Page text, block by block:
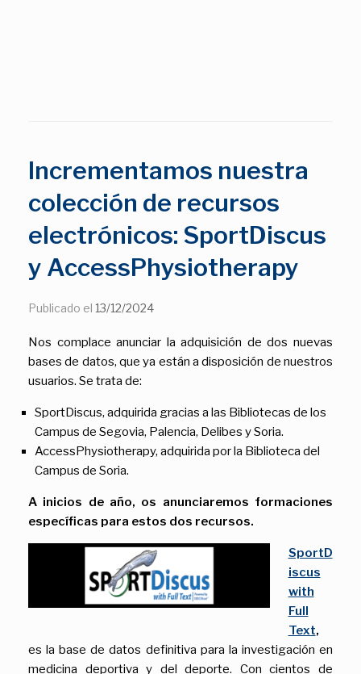
Incrementamos nuestra
colección de recursos
electrónicos: SportDiscus
y AccessPhysiotherapy
Publicado el 13/12/2024
Nos complace anunciar la adquisición de dos nuevas
bases de datos, que ya están a disposición de nuestros
usuarios. Se trata de:
SportDiscus, adquirida gracias a las Bibliotecas de los
Campus de Segovia, Palencia, Delibes y Soria.
AccessPhysiotherapy, adquirida por la Biblioteca del
Campus de Soria.
A inicios de año, os anunciaremos formaciones
específicas para estos dos recursos.
SportD
iscus
with
Full
Text,
es la base de datos definitiva para la investigación en
medicina deportiva y del deporte. Con cientos de